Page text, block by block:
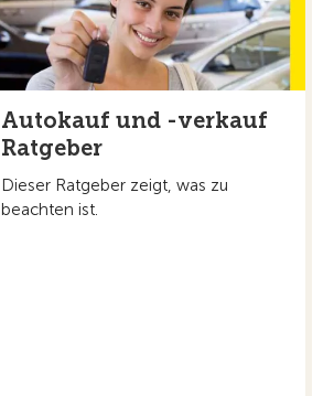
Autokauf und -verkauf
Ratgeber
Dieser Ratgeber zeigt, was zu
beachten ist.